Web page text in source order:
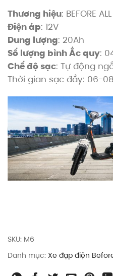
Thương hiệu: BEFORE ALL
Điện áp: 12V
Dung lượng: 20Ah
Số lượng bình Ắc quy:
Chế độ sạc: Tự động
Thời gian sạc đầy: 06-
SKU: M6
Danh mục: Xe đạp điện